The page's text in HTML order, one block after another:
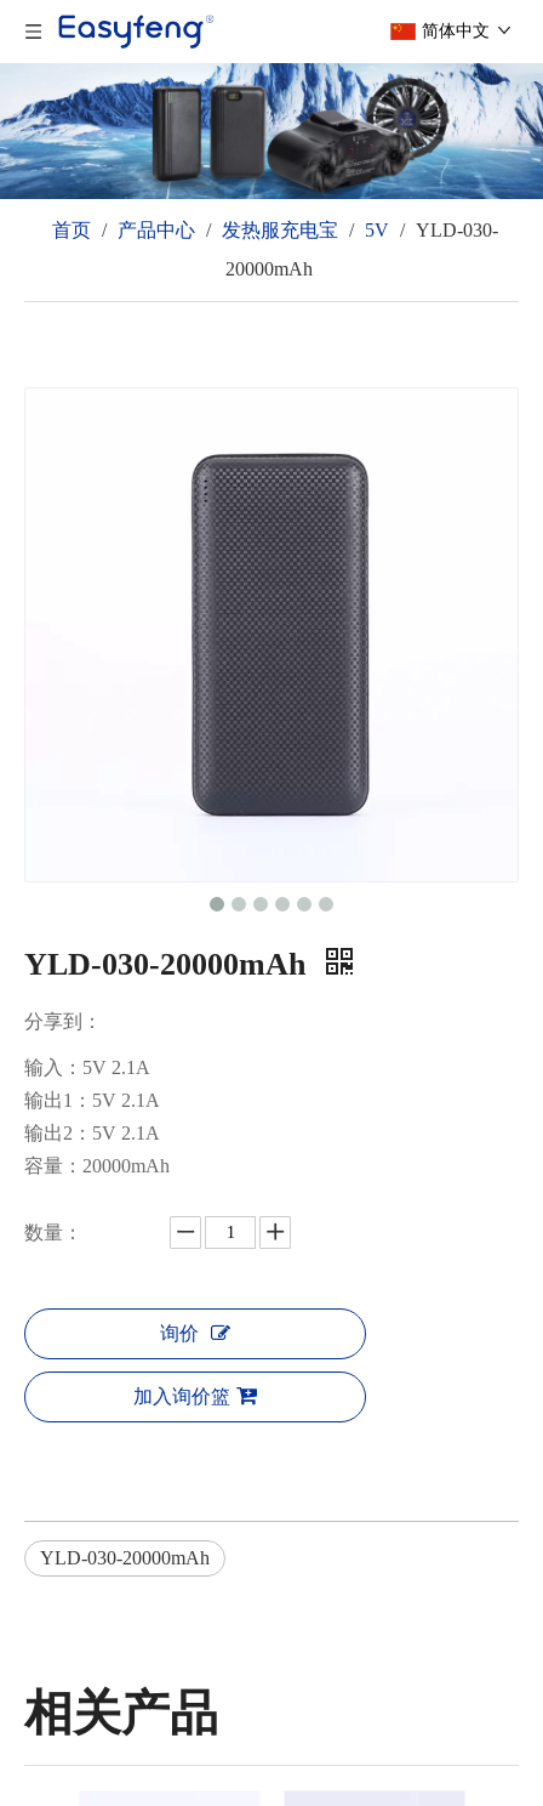
简体中文
首页 / 产品中心 / 发热服充电宝 / 5V / YLD-030-
20000mAh
YLD-030-20000mAh
分享到：
输入：5V 2.1A
输出1：5V 2.1A
输出2：5V 2.1A
容量：20000mAh
数量：
询价
加入询价篮
YLD-030-20000mAh
相关产品